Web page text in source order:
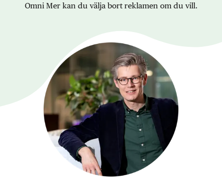
Omni Mer kan du välja bort reklamen om du vill.